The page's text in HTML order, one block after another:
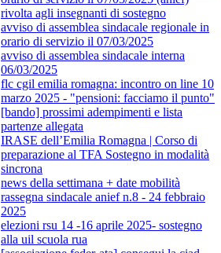
rivolta agli insegnanti di sostegno
avviso di assemblea sindacale regionale in
orario di servizio il 07/03/2025
avviso di assemblea sindacale interna
06/03/2025
flc cgil emilia romagna: incontro on line 10
marzo 2025 - "pensioni: facciamo il punto"
[bando] prossimi adempimenti e lista
partenze allegata
IRASE dell’Emilia Romagna | Corso di
preparazione al TFA Sostegno in modalità
sincrona
news della settimana + date mobilità
rassegna sindacale anief n.8 - 24 febbraio
2025
elezioni rsu 14 -16 aprile 2025- sostegno
alla uil scuola rua